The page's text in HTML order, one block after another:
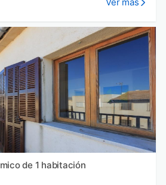
de 1 habitación